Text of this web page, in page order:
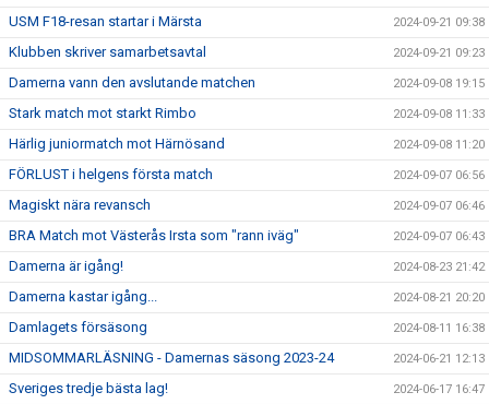
USM F18-resan startar i Märsta 2024-09-21 09:38
Klubben skriver samarbetsavtal 2024-09-21 09:23
Damerna vann den avslutande matchen 2024-09-08 19:15
Stark match mot starkt Rimbo 2024-09-08 11:33
Härlig juniormatch mot Härnösand 2024-09-08 11:20
FÖRLUST i helgens första match 2024-09-07 06:56
Magiskt nära revansch 2024-09-07 06:46
BRA Match mot Västerås Irsta som "rann iväg" 2024-09-07 06:43
Damerna är igång! 2024-08-23 21:42
Damerna kastar igång... 2024-08-21 20:20
Damlagets försäsong 2024-08-11 16:38
MIDSOMMARLÄSNING - Damernas säsong 2023-24 2024-06-21 12:13
Sveriges tredje bästa lag! 2024-06-17 16:47